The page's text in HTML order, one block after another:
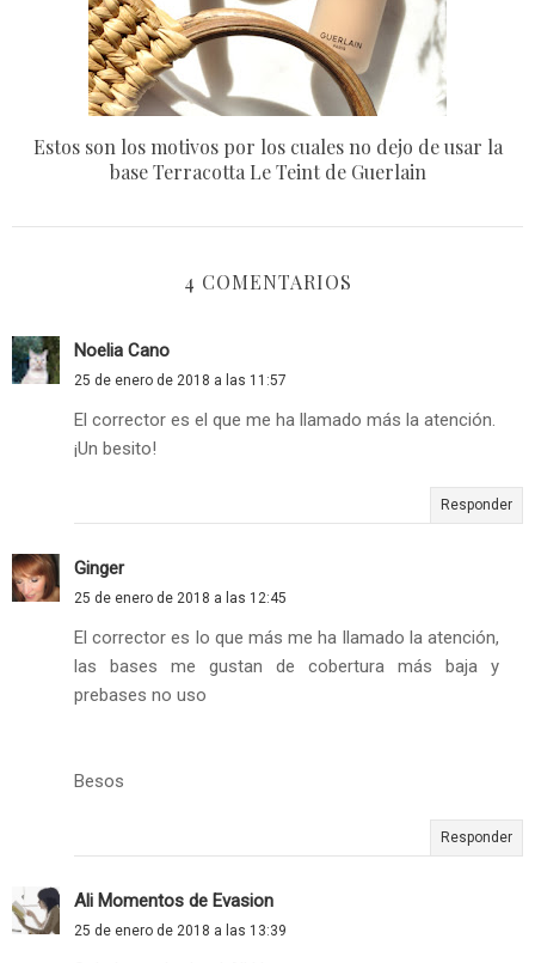
Estos son los motivos por los cuales no dejo de usar la
base Terracotta Le Teint de Guerlain
4 COMENTARIOS
Noelia Cano
25 de enero de 2018 a las 11:57
El corrector es el que me ha llamado más la atención.
¡Un besito!
Responder
Ginger
25 de enero de 2018 a las 12:45
El corrector es lo que más me ha llamado la atención,
las bases me gustan de cobertura más baja y
prebases no uso
Besos
Responder
Ali Momentos de Evasion
25 de enero de 2018 a las 13:39